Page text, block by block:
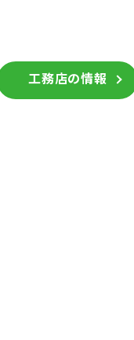
工務店の情報